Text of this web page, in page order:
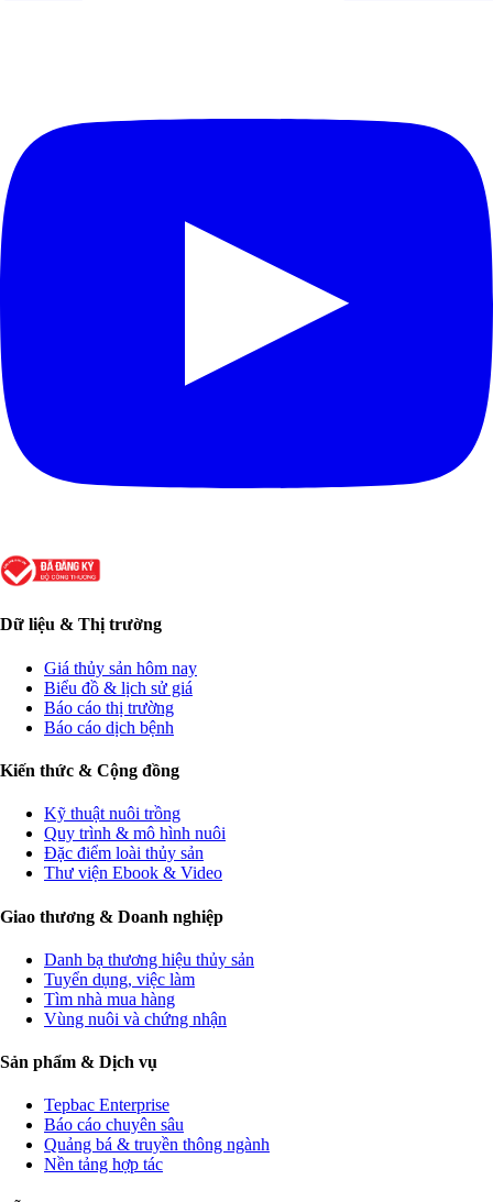
Dữ liệu & Thị trường
Giá thủy sản hôm nay
Biểu đồ & lịch sử giá
Báo cáo thị trường
Báo cáo dịch bệnh
Kiến thức & Cộng đồng
Kỹ thuật nuôi trồng
Quy trình & mô hình nuôi
Đặc điểm loài thủy sản
Thư viện Ebook & Video
Giao thương & Doanh nghiệp
Danh bạ thương hiệu thủy sản
Tuyển dụng, việc làm
Tìm nhà mua hàng
Vùng nuôi và chứng nhận
Sản phẩm & Dịch vụ
Tepbac Enterprise
Báo cáo chuyên sâu
Quảng bá & truyền thông ngành
Nền tảng hợp tác